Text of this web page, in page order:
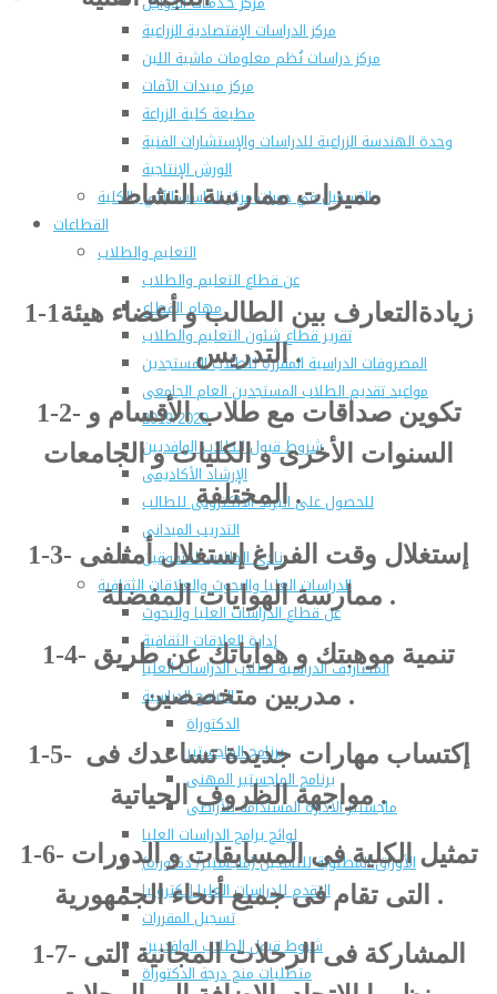
مركز الدراسات الإقتصادية الزراعية
مركز دراسات نُظم معلومات ماشية اللبن
مركز مبيدات الآفات
مطبعة كلية الزراعة
وحدة الهندسة الزراعية للدراسات والإستشارات الفنية
الورش الإنتاجية
التسجيل في دورات مركز الحاسب الآلي بالكلية
القطاعات
التعليم والطلاب
عن قطاع التعليم والطلاب
مهام القطاع
تقرير قطاع شئون التعليم والطلاب
المصروفات الدراسية المقررة للطلاب المستجدين
مواعيد تقديم الطلاب المستجدين العام الجامعى
2019/2020
شروط قبول الطلاب الوافديين
الإرشاد الأكاديمى
للحصول على البريد الالكترونى للطالب
التدريب الميداني
نادى الطلاب المتفوقين
الدراسات العليا والبحوث والعلاقات الثقافية
عن قطاع الدراسات العليا والبحوث
إدارة العلاقات الثقافية
المصاريف الدراسية لطلاب الدراسات العليا
البرامج الدراسية
الدكتوراة
برنامج الماجستير
برنامج الماجستير المهنى
ماجستير الأدارة المستدامة للأراضى
لوائح برامج الدراسات العليا
(الأوراق المطلوبة للتسجيل (ماجستير/ دكتوراه
التقدم للدراسات العليا إلكترونيا
تسجيل المقررات
شروط قبول الطلاب الوافديين
متطلبات منح درجة الدكتوراة
مميزات ممارسة النشاط
1-1زيادةالتعارف بين الطالب و أعضاء هيئة
التدريس .
1-2- تكوين صداقات مع طلاب الأقسام و
السنوات الأخرى و الكليات و الجامعات
المختلفة .
1-3- إستغلال وقت الفراغ إستغلال أمثلفى
ممارسة الهوايات المفضلة .
1-4- تنمية موهبتك و هواياتك عن طريق
مدربين متخصصين .
1-5- إكتساب مهارات جديدة تساعدك فى
مواجهة الظروف الحياتية .
1-6- تمثيل الكلية فى المسابقات و الدورات
التى تقام فى جميع أنحاء الجمهورية .
1-7- المشاركة فى الرحلات المجانية التى